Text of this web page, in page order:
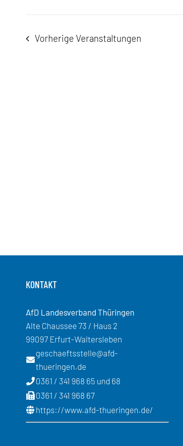
VorherigeVeranstaltungen
KONTAKT
AfD Landesverband Thüringen
Alte Chaussee 73 / Haus 2
99097 Erfurt-Waltersleben
geschaeftsstelle@afd-
thueringen.de
0361 / 341 968 65 und 68
0361 / 341 968 67
https://www.afd-thueringen.de/